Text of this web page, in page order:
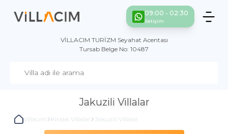
09:00 - 02:30
İletişim
VİLLACIM TURİZM Seyahat Acentası
Tursab Belge No: 10487
Jakuzili Villalar
Villacım Kiralık Villalar Jakuzili Villalar